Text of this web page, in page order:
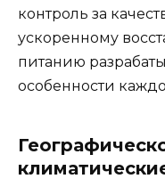
контроль за
ускоренному
питанию
особенности